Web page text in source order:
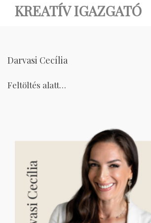
KREATÍV IGAZGATÓ
Darvasi Cecília
Feltöltés alatt…